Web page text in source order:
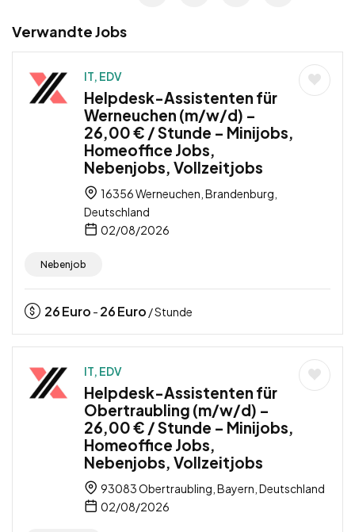
Verwandte Jobs
IT, EDV
Helpdesk-Assistenten für
Werneuchen (m/w/d) –
26,00 € / Stunde – Minijobs,
Homeoffice Jobs,
Nebenjobs, Vollzeitjobs
16356 Werneuchen, Brandenburg,
Deutschland
02/08/2026
Nebenjob
26Euro - 26Euro / Stunde
IT, EDV
Helpdesk-Assistenten für
Obertraubling (m/w/d) –
26,00 € / Stunde – Minijobs,
Homeoffice Jobs,
Nebenjobs, Vollzeitjobs
93083 Obertraubling, Bayern, Deutschland
02/08/2026